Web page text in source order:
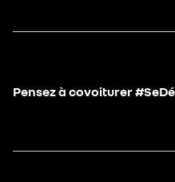
Pensez à covoiturer